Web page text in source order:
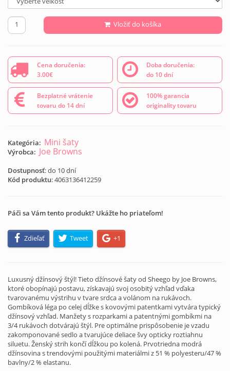
Vložiť do košíka
Cena doručenia:
3.00€
Doba doručenia:
do 10 dní
Bezplatné vrátenie
tovaru do 14 dní
100% garancia
originality tovaru
Kategória: Mini šaty
Výrobca: Joe Browns
Dostupnosť: do 10 dní
Kód produktu:4063136412259
Páči sa Vám tento produkt? Ukážte ho priateľom!
Zdieľať Tweet +1
Luxusný džínsový štýl! Tieto džínsové šaty od Sheego by Joe Browns,
ktoré obopínajú postavu, získavajú svoj osobitý vzhľad vďaka
tvarovanému výstrihu v tvare srdca a volánom na rukávoch.
Gombíková léga po celej dĺžke s kovovými patentkami vytvára typický
džínsový vzhľad. Manžety s rozparkami a patentnými gombíkmi na
3/4 rukávoch dotvárajú štýl. Pre optimálne prispôsobenie je vzadu
zakomponované sedlo a tvarujúce deliace švy opticky roztiahnu
siluetu. Ženský strih končí dĺžkou po kolená. Prvotriedna modrá
džínsovina s trendovými použitými materiálmi z 51 % polyesteru/47 %
bavlny/2 % elastanu.